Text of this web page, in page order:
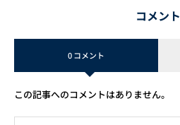
コメント
0 コメント
この記事へのコメントはありません。